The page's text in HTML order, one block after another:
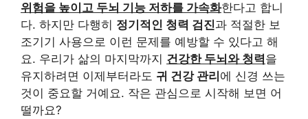
위험을 높이고 두뇌 기능 저하를 가속화한다고 합니
다. 하지만 다행히 정기적인 청력 검진과 적절한 보
조기기 사용으로 이런 문제를 예방할 수 있다고 해
요. 우리가 삶의 마지막까지 건강한 두뇌와 청력을
유지하려면 이제부터라도 귀 건강 관리 에 신경 쓰는
것이 중요할 거예요. 작은 관심으로 시작해 보면 어
떨까요?